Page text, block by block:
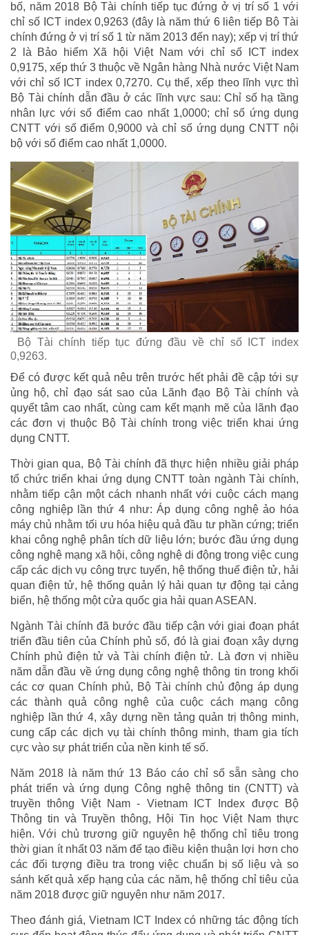
bố, năm 2018 Bộ Tài chính tiếp tục đứng ở vị trí số 1 với
chỉ số ICT index 0,9263 (đây là năm thứ 6 liên tiếp Bộ Tài
chính đứng ở vị trí số 1 từ năm 2013 đến nay); xếp vị trí thứ
2 là Bảo hiểm Xã hội Việt Nam với chỉ số ICT index
0,9175, xếp thứ 3 thuộc về Ngân hàng Nhà nước Việt Nam
với chỉ số ICT index 0,7270. Cụ thể, xếp theo lĩnh vực thì
Bộ Tài chính dẫn đầu ở các lĩnh vực sau: Chỉ số hạ tầng
nhân lực với số điểm cao nhất 1,0000; chỉ số ứng dụng
CNTT với số điểm 0,9000 và chỉ số ứng dụng CNTT nội
bộ với số điểm cao nhất 1,0000.
Bộ Tài chính tiếp tục đứng đầu về chỉ số ICT index
0,9263.
Để có được kết quả nêu trên trước hết phải đề cập tới sự
ủng hộ, chỉ đạo sát sao của Lãnh đạo Bộ Tài chính và
quyết tâm cao nhất, cùng cam kết mạnh mẽ của lãnh đạo
các đơn vị thuộc Bộ Tài chính trong việc triển khai ứng
dụng CNTT.
Thời gian qua, Bộ Tài chính đã thực hiện nhiều giải pháp
tổ chức triển khai ứng dụng CNTT toàn ngành Tài chính,
nhằm tiếp cận một cách nhanh nhất với cuộc cách mạng
công nghiệp lần thứ 4 như: Áp dụng công nghệ ảo hóa
máy chủ nhằm tối ưu hóa hiệu quả đầu tư phần cứng; triển
khai công nghệ phân tích dữ liệu lớn; bước đầu ứng dụng
công nghệ mạng xã hội, công nghệ di động trong việc cung
cấp các dịch vụ công trực tuyến, hệ thống thuế điện tử, hải
quan điện tử, hệ thống quản lý hải quan tự động tại cảng
biển, hệ thống một cửa quốc gia hải quan ASEAN.
Ngành Tài chính đã bước đầu tiếp cận với giai đoạn phát
triển đầu tiên của Chính phủ số, đó là giai đoạn xây dựng
Chính phủ điện tử và Tài chính điện tử. Là đơn vị nhiều
năm dẫn đầu về ứng dụng công nghệ thông tin trong khối
các cơ quan Chính phủ, Bộ Tài chính chủ động áp dụng
các thành quả công nghệ của cuộc cách mạng công
nghiệp lần thứ 4, xây dựng nền tảng quản trị thông minh,
cung cấp các dịch vụ tài chính thông minh, tham gia tích
cực vào sự phát triển của nền kinh tế số.
Năm 2018 là năm thứ 13 Báo cáo chỉ số sẵn sàng cho
phát triển và ứng dụng Công nghệ thông tin (CNTT) và
truyền thông Việt Nam - Vietnam ICT Index được Bộ
Thông tin và Truyền thông, Hội Tin học Việt Nam thực
hiện. Với chủ trương giữ nguyên hệ thống chỉ tiêu trong
thời gian ít nhất 03 năm để tạo điều kiện thuận lợi hơn cho
các đối tượng điều tra trong việc chuẩn bị số liệu và so
sánh kết quả xếp hạng của các năm, hệ thống chỉ tiêu của
năm 2018 được giữ nguyên như năm 2017.
Theo đánh giá, Vietnam ICT Index có những tác động tích